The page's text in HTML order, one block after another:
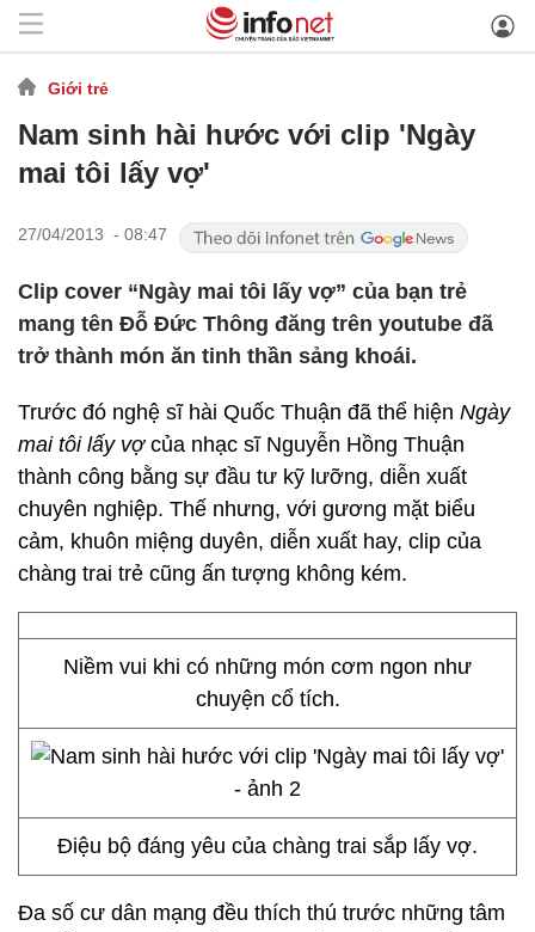
Giới trẻ
Nam sinh hài hước với clip 'Ngày
mai tôi lấy vợ'
27/04/2013 - 08:47
Clip cover “Ngày mai tôi lấy vợ” của bạn trẻ
mang tên Đỗ Đức Thông đăng trên youtube đã
trở thành món ăn tinh thần sảng khoái.
Trước đó nghệ sĩ hài Quốc Thuận đã thể hiện Ngày
mai tôi lấy vợ của nhạc sĩ Nguyễn Hồng Thuận
thành công bằng sự đầu tư kỹ lưỡng, diễn xuất
chuyên nghiệp. Thế nhưng, với gương mặt biểu
cảm, khuôn miệng duyên, diễn xuất hay, clip của
chàng trai trẻ cũng ấn tượng không kém.
Niềm vui khi có những món cơm ngon như
chuyện cổ tích.
Điệu bộ đáng yêu của chàng trai sắp lấy vợ.
Đa số cư dân mạng đều thích thú trước những tâm